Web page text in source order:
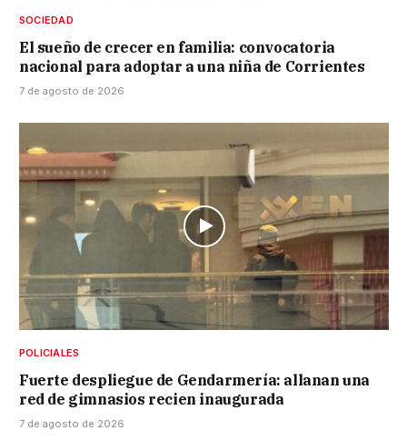
SOCIEDAD
El sueño de crecer en familia: convocatoria
nacional para adoptar a una niña de Corrientes
7 de agosto de 2026
POLICIALES
Fuerte despliegue de Gendarmería: allanan una
red de gimnasios recien inaugurada
7 de agosto de 2026